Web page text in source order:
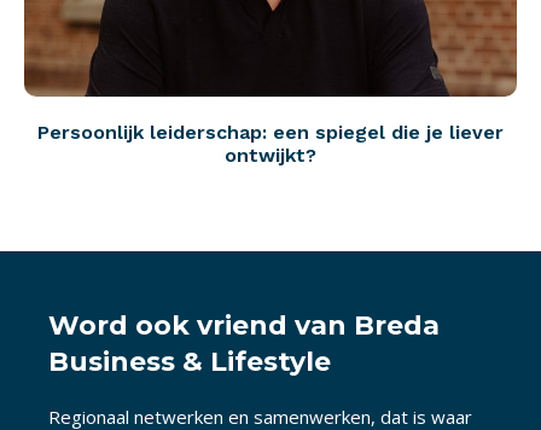
Persoonlijk leiderschap: een spiegel die je liever
ontwijkt?
Word ook vriend van Breda
Business & Lifestyle
Regionaal netwerken en samenwerken, dat is waar